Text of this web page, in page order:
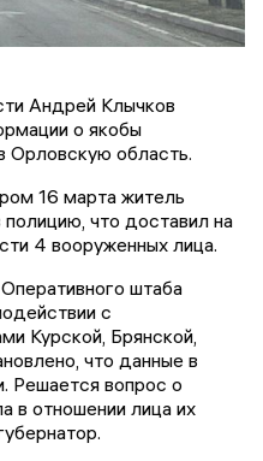
Андрей Клычков
о якобы
Орловскую область.
16 марта житель
что доставил на
4 вооруженных лица.
штаба
с
Курской, Брянской,
что данные в
Решается вопрос о
в отношении лица их